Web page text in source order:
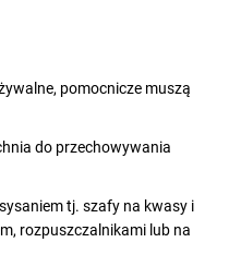
pomocnicze muszą
do przechowywania
tj. szafy na kwasy i
rozpuszczalnikami lub na